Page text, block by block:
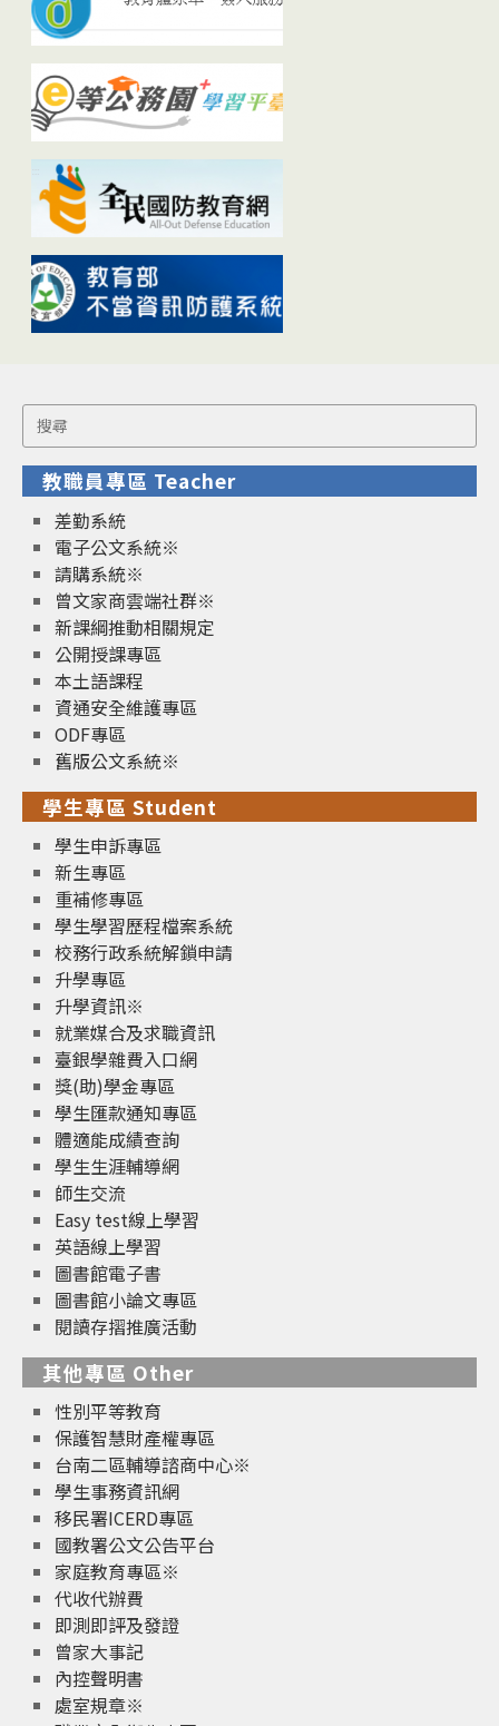
Search
for:
教職員專區 Teacher
差勤系統
電子公文系統※
請購系統※
曾文家商雲端社群※
新課綱推動相關規定
公開授課專區
本土語課程
資通安全維護專區
ODF專區
舊版公文系統※
學生專區 Student
學生申訴專區
新生專區
重補修專區
學生學習歷程檔案系統
校務行政系統解鎖申請
升學專區
升學資訊※
就業媒合及求職資訊
臺銀學雜費入口網
獎(助)學金專區
學生匯款通知專區
體適能成績查詢
學生生涯輔導網
師生交流
Easy test線上學習
英語線上學習
圖書館電子書
圖書館小論文專區
閱讀存摺推廣活動
其他專區 Other
性別平等教育
保護智慧財產權專區
台南二區輔導諮商中心※
學生事務資訊網
移民署ICERD專區
國教署公文公告平台
家庭教育專區※
代收代辦費
即測即評及發證
曾家大事記
內控聲明書
處室規章※